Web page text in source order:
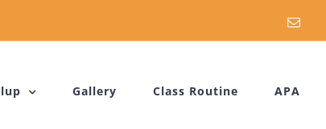
Gallery Class Routine APA